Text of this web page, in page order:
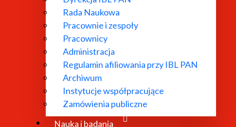
Rada Naukowa
Pracownie i zespoły
Pracownicy
Administracja
Regulamin afiliowania przy IBL PAN
Archiwum
Instytucje współpracujące
Zamówienia publiczne
Nauka i badania